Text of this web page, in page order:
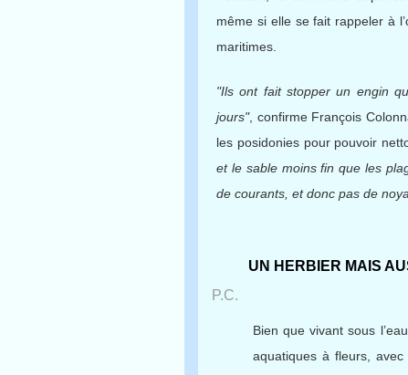
même si elle se fait rappeler à
maritimes.
"Ils ont fait stopper un engin
jours", confirme François
les posidonies pour pouvoir
et le sable moins fin que les
de courants, et donc pas de
UN HERBIER MAIS
P.C.
Bien que vivant sous
aquatiques à fleurs,